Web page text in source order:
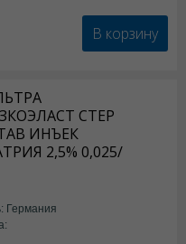
В корзину
СТЕР
ИНЪЕК
2,5% 0,025/
Германия